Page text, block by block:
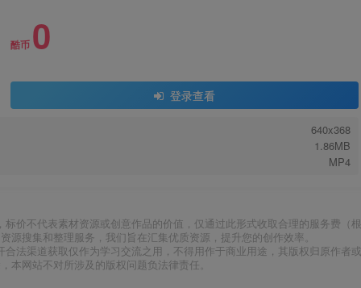
酷币 0
登录查看
640x368
1.86MB
MP4
价不代表素材资源或创意作品的价值，仅通过此形式收取合理的服务费（根
搜集和整理服务，我们旨在汇集优质资源，提升您的创作效率。
法渠道获取仅作为学习交流之用，不得用作于商业用途，其版权归原作者或
本网站不对所涉及的版权问题负法律责任。